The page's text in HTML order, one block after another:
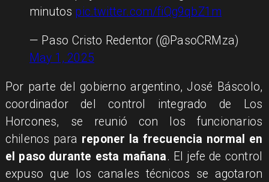
minutos pic.twitter.com/fiQg9qbZ1m
— Paso Cristo Redentor (@PasoCRMza)
May 1, 2025
Por parte del gobierno argentino, José Báscolo,
coordinador del control integrado de Los
Horcones, se reunió con los funcionarios
chilenos para reponer la frecuencia normal en
el paso durante esta mañana. El jefe de control
expuso que los canales técnicos se agotaron